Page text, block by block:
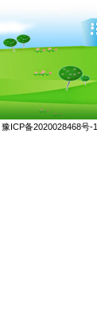
豫ICP备2020028468号-1